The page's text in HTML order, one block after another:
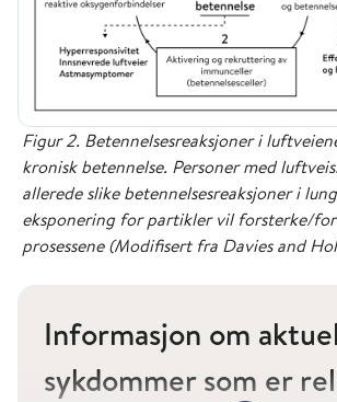
helseeffekter.
Figur 2. Betennelsesreaksjoner i
kronisk betennelse. Personer med
allerede slike betennelsesreaksjoner i
eksponering for partikler vil forsterke/
prosessene (Modifisert fra Davies and
Informasjon om
sykdommer som er